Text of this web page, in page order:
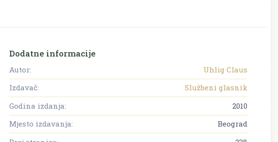
Dodatne informacije
Autor:
Uhlig Claus
Izdavač:
Službeni glasnik
Godina izdanja:
2010
Mjesto izdavanja:
Beograd